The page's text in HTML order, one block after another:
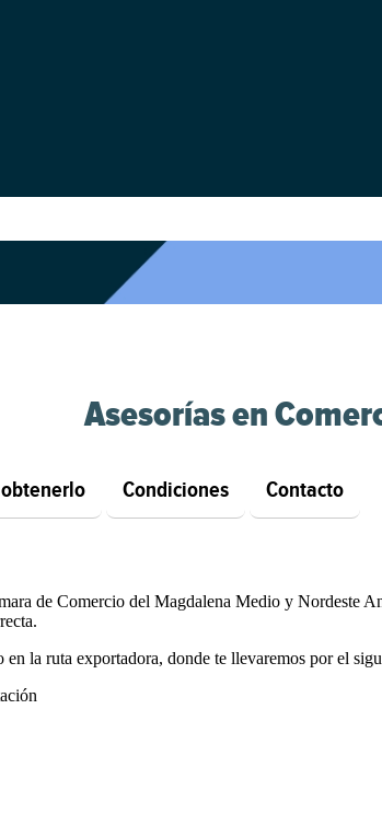
Asesorías en
Condiciones Contacto
de Comercio del Magdalena Medio y Nordeste
la ruta exportadora, donde te llevaremos por el